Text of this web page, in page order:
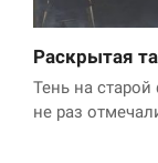
Раскрытая
Тень на
не раз